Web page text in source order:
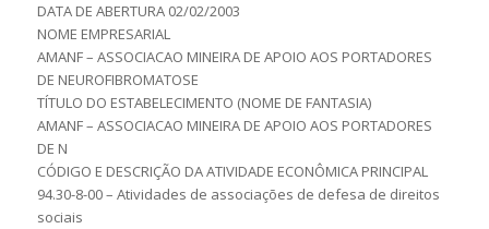
DATA DE ABERTURA 02/02/2003
NOME EMPRESARIAL
AMANF – ASSOCIACAO MINEIRA DE APOIO AOS PORTADORES
DE NEUROFIBROMATOSE
TÍTULO DO ESTABELECIMENTO (NOME DE FANTASIA)
AMANF – ASSOCIACAO MINEIRA DE APOIO AOS PORTADORES
DE N
CÓDIGO E DESCRIÇÃO DA ATIVIDADE ECONÔMICA PRINCIPAL
94.30-8-00 – Atividades de associações de defesa de direitos
sociais